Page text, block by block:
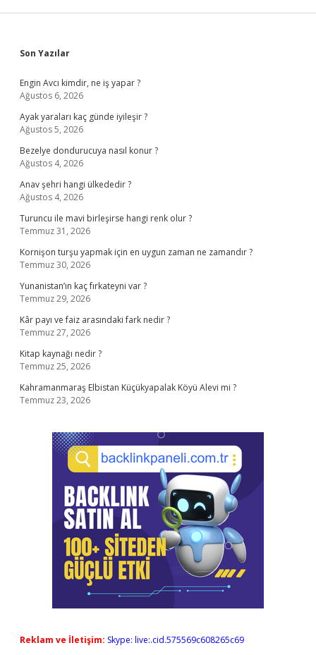
Sidebar
Son Yazılar
Engin Avcı kimdir, ne iş yapar ?
Ağustos 6, 2026
Ayak yaraları kaç günde iyileşir ?
Ağustos 5, 2026
Bezelye dondurucuya nasıl konur ?
Ağustos 4, 2026
Anav şehri hangi ülkededir ?
Ağustos 4, 2026
Turuncu ile mavi birleşirse hangi renk olur ?
Temmuz 31, 2026
Kornişon turşu yapmak için en uygun zaman ne zamandır ?
Temmuz 30, 2026
Yunanistan’ın kaç fırkateyni var ?
Temmuz 29, 2026
Kâr payı ve faiz arasındaki fark nedir ?
Temmuz 27, 2026
Kitap kaynağı nedir ?
Temmuz 25, 2026
Kahramanmaraş Elbistan Küçükyapalak Köyü Alevi mi ?
Temmuz 23, 2026
Reklam ve İletişim: Skype: live:.cid.575569c608265c69